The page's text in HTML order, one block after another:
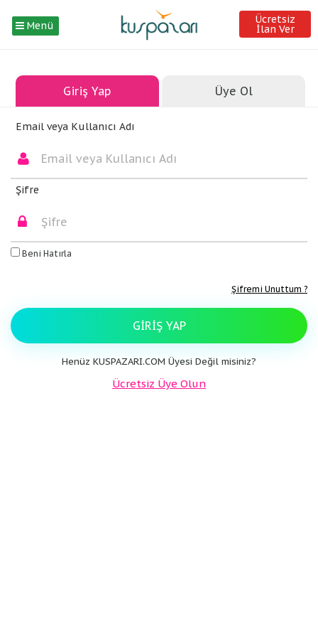
Menü Ücretsiz
İlan Ver
Giriş Yap Üye Ol
Email veya Kullanıcı Adı
Şifre
Beni Hatırla
Şifremi Unuttum ?
GIRIŞ YAP
Henüz KUSPAZARI.COM Üyesi Değil misiniz?
Ücretsiz Üye Olun